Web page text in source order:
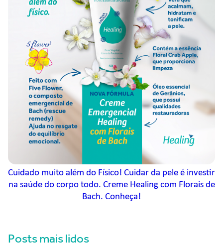
Cuidado muito além do Físico! Cuidar da pele é investir
na saúde do corpo todo. Creme Healing com Florais de
Bach. Conheça!
Posts mais lidos